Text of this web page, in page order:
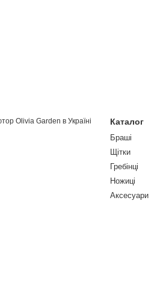
Olivia Garden в Україні Каталог
Браші
Щітки
Гребінці
Ножиці
Аксесуари